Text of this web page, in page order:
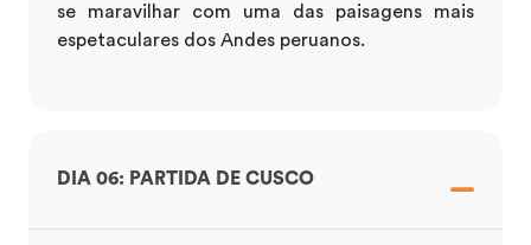
se maravilhar com uma das paisagens mais
espetaculares dos Andes peruanos.
DIA 06: PARTIDA DE CUSCO